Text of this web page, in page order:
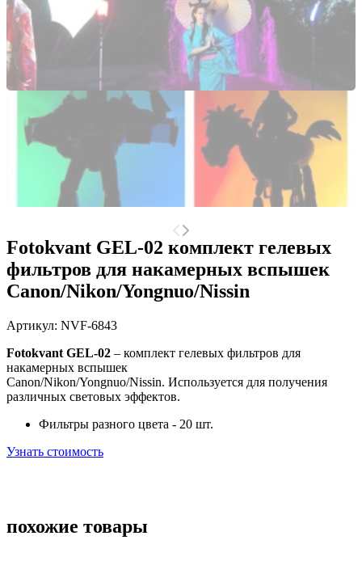
Fotokvant GEL-02 комплект гелевых
фильтров для накамерных вспышек
Canon/Nikon/Yongnuo/Nissin
Артикул: NVF-6843
Fotokvant GEL-02 – комплект гелевых фильтров для
накамерных вспышек
Canon/Nikon/Yongnuo/Nissin. Используется для получения
различных световых эффектов.
Фильтры разного цвета - 20 шт.
Узнать стоимость
похожие товары